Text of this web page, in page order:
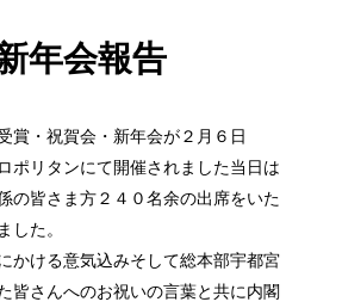
年会報告
賞・祝賀会・新年会が２月６日
ポリタンにて開催されました当日は
の皆さま方２４０名余の出席をいた
した。
かける意気込みそして総本部宇都宮
皆さんへのお祝いの言葉と共に内閣